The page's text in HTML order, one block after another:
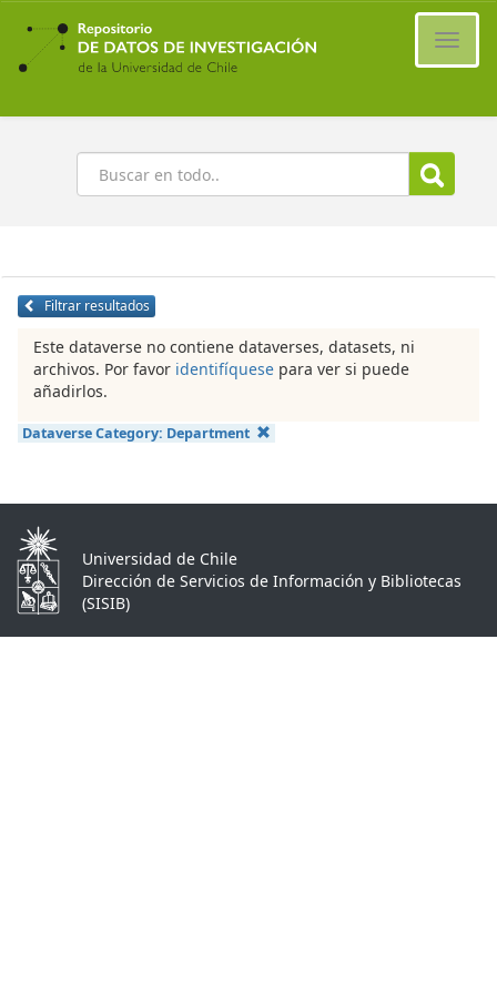
Ir
contenido
principal
Buscar
Filtrar resultados
Este dataverse no contiene dataverses, datasets, ni
archivos. Por favor identifíquese para ver si puede
añadirlos.
Dataverse Category: Department
Universidad de Chile
Dirección de Servicios de Información y Bibliotecas
(SISIB)